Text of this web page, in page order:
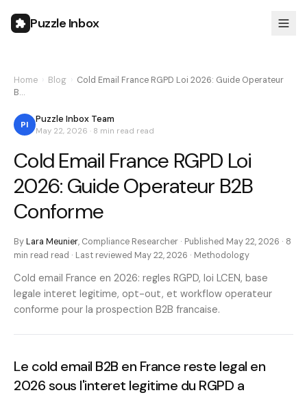
Puzzle Inbox
Home Blog
Cold Email France RGPD Loi 2026: Guide Operateur
B…
PI Puzzle Inbox Team
May 22, 2026 · 8 min read read
Cold Email France RGPD Loi
2026: Guide Operateur B2B
Conforme
ByLara Meunier, Compliance Researcher · Published May 22, 2026 · 8
min read read · Last reviewed May 22, 2026 · Methodology
Cold email France en 2026: regles RGPD, loi LCEN, base
legale interet legitime, opt-out, et workflow operateur
conforme pour la prospection B2B francaise.
Le cold email B2B en France reste legal en
2026 sous l'interet legitime du RGPD a